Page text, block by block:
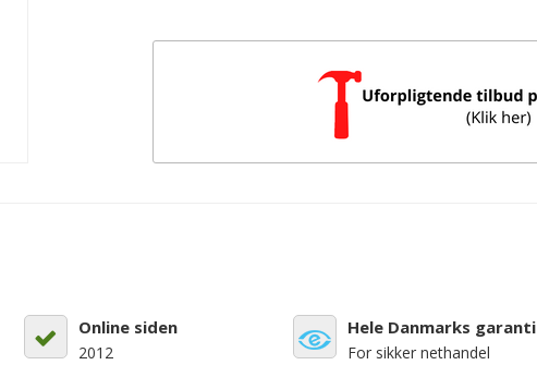
Online siden
2012
Hele Danmarks garanti
For sikker nethandel